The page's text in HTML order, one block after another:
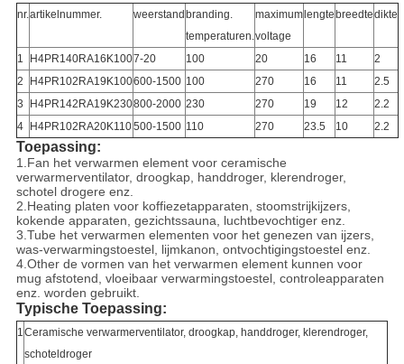
nr.artikelnummer. weerstand branding.
temperaturen.
maximum
voltage
lengte breedtedikte
1 H4PR140RA16K1007-20 100 20 16 11
2
2
H4PR102RA19K100600-1500 100 270 16 11
2.5
3
H4PR142RA19K230800-2000 230 270 19 12
2.2
4
H4PR102RA20K110500-1500 110 270 23.5 10 2.2
Toepassing:
1.Fan het verwarmen element voor ceramische
verwarmerventilator, droogkap, handdroger, klerendroger,
schotel drogere enz.
2.Heating platen voor koffiezetapparaten, stoomstrijkijzers,
kokende apparaten, gezichtssauna, luchtbevochtiger enz.
3.Tube het verwarmen elementen voor het genezen van ijzers,
was-verwarmingstoestel, lijmkanon, ontvochtigingstoestel enz.
4.Other de vormen van het verwarmen element kunnen voor
mug afstotend, vloeibaar verwarmingstoestel, controleapparaten
enz. worden gebruikt.
Typische Toepassing:
1Ceramische verwarmerventilator, droogkap, handdroger, klerendroger,
schoteldroger